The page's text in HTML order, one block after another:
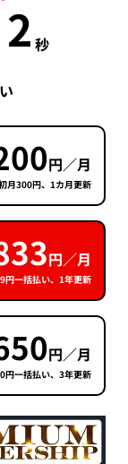
2 秒
円／月
月300円、1カ月更新
円／月
円一括払い、1年更新
円／月
円一括払い、3年更新